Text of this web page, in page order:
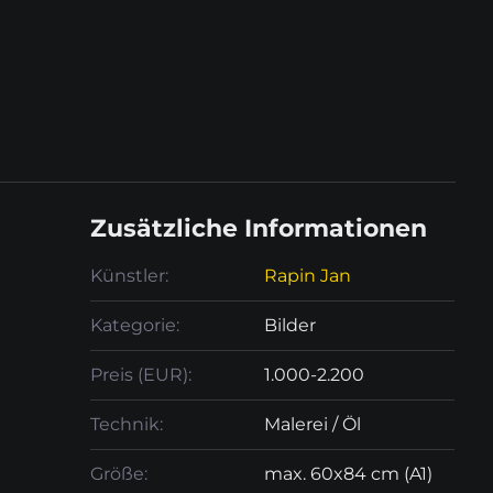
Zusätzliche Informationen
Künstler: Rapin Jan
Kategorie: Bilder
Preis (EUR): 1.000-2.200
Technik: Malerei / Öl
Größe: max. 60x84 cm (A1)